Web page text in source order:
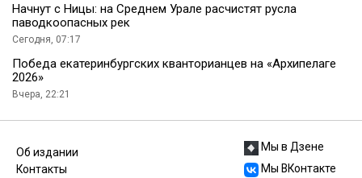
Начнут с Ницы: на Среднем Урале расчистят русла
паводкоопасных рек
Сегодня, 07:17
Победа екатеринбургских кванторианцев на «Архипелаге
2026»
Вчера, 22:21
Об издании
Контакты
Мы в Дзене
Мы ВКонтакте